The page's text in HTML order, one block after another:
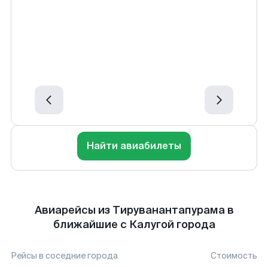
Найти авиабилеты
Авиарейсы из Тируванантапурама в
ближайшие с Калугой города
Рейсы в соседние города Стоимость